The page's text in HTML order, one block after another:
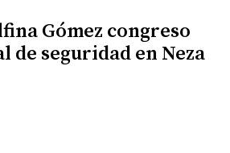
Gómez congreso
seguridad en Neza